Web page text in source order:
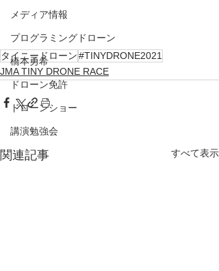
メディア情報
プログラミングドローン
橋本勇希
ドローン免許
ドローンショー
講演勉強会
タイニードローン#TINYDRONE2021
JMA TINY DRONE RACE
関連記事 すべて表示